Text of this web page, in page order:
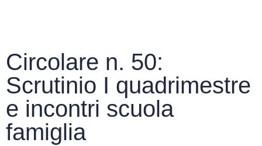
Circolare n. 50:
Scrutinio I quadrimestre
e incontri scuola
famiglia